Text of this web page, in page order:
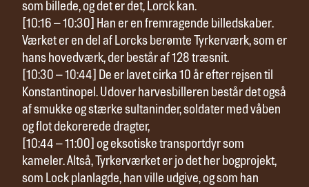
som billede, og det er det, Lorck kan.
[10:16 – 10:30] Han er en fremragende billedskaber.
Værket er en del af Lorcks berømte Tyrkerværk, som er
hans hovedværk, der består af 128 træsnit.
[10:30 – 10:44] De er lavet cirka 10 år efter rejsen til
Konstantinopel. Udover harvesbilleren består det også
af smukke og stærke sultaninder, soldater med våben
og flot dekorerede dragter,
[10:44 – 11:00] og eksotiske transportdyr som
kameler. Altså, Tyrkerværket er jo det her bogprojekt,
som Lock planlagde, han ville udgive, og som han